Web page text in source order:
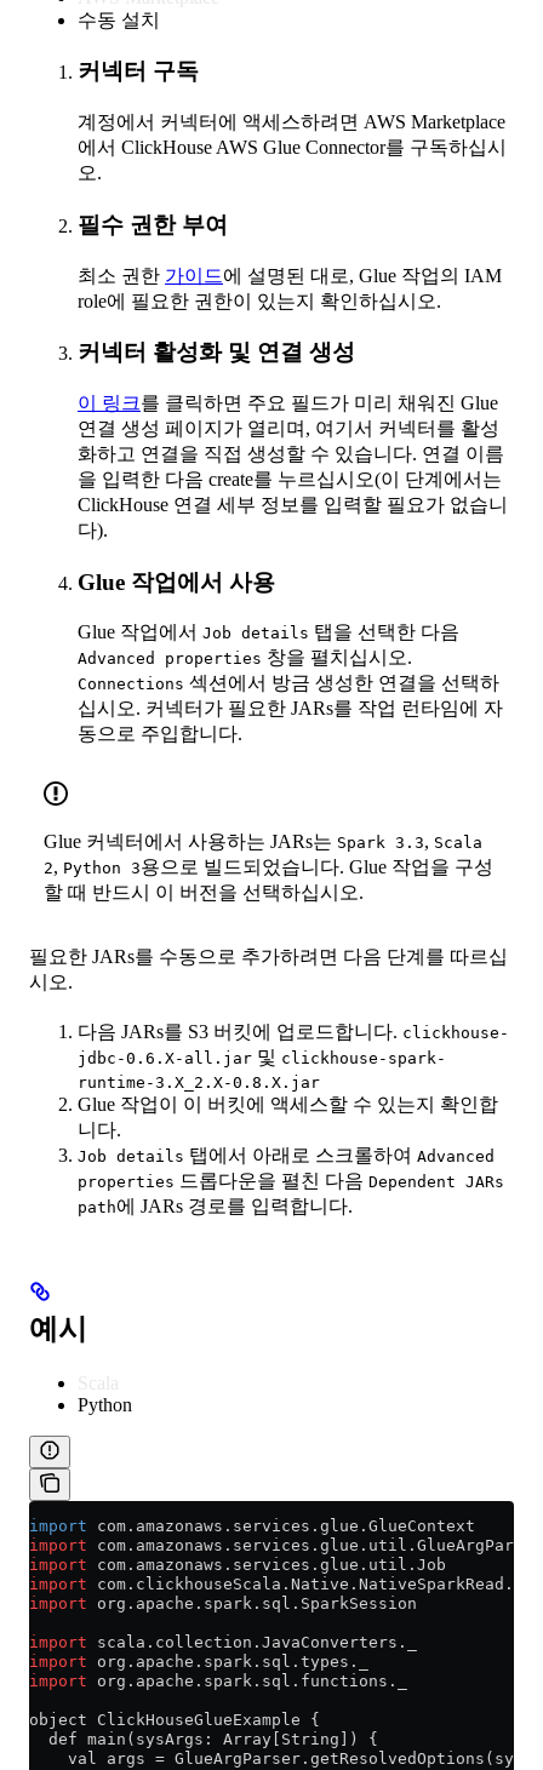
수동 설치
커넥터 구독
계정에서 커넥터에 액세스하려면 AWS Marketplace
에서 ClickHouse AWS Glue Connector를 구독하십시
오.
필수 권한 부여
최소 권한 가이드에 설명된 대로, Glue 작업의 IAM
role에 필요한 권한이 있는지 확인하십시오.
커넥터 활성화 및 연결 생성
이 링크를 클릭하면 주요 필드가 미리 채워진 Glue
연결 생성 페이지가 열리며, 여기서 커넥터를 활성
화하고 연결을 직접 생성할 수 있습니다. 연결 이름
을 입력한 다음 create를 누르십시오(이 단계에서는
ClickHouse 연결 세부 정보를 입력할 필요가 없습니
다).
Glue 작업에서 사용
Glue 작업에서 Job details 탭을 선택한 다음
Advanced properties 창을 펼치십시오.
Connections 섹션에서 방금 생성한 연결을 선택하
십시오. 커넥터가 필요한 JARs를 작업 런타임에 자
동으로 주입합니다.
Glue 커넥터에서 사용하는 JARs는 Spark 3.3, Scala
2, Python 3용으로 빌드되었습니다. Glue 작업을 구성
할 때 반드시 이 버전을 선택하십시오.
필요한 JARs를 수동으로 추가하려면 다음 단계를 따르십
시오.
다음 JARs를 S3 버킷에 업로드합니다. clickhouse-
jdbc-0.6.X-all.jar 및 clickhouse-spark-
runtime-3.X_2.X-0.8.X.jar
Glue 작업이 이 버킷에 액세스할 수 있는지 확인합
니다.
Job details 탭에서 아래로 스크롤하여 Advanced
properties 드롭다운을 펼친 다음 Dependent JARs
path에 JARs 경로를 입력합니다.
예시
Scala
Python
import com.amazonaws.services.glue.GlueContext
import com.amazonaws.services.glue.util.GlueArgParser
import com.amazonaws.services.glue.util.Job
import
import org.apache.spark.sql.SparkSession
import scala.collection.JavaConverters._
import org.apache.spark.sql.types._
import org.apache.spark.sql.functions._
object ClickHouseGlueExample {
  def main(sysArgs: Array[String]) {
val args =